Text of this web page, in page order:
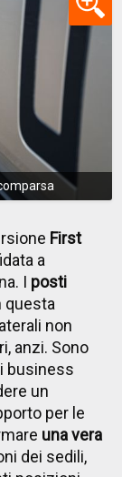
First
a
I posti
questa
non
anzi. Sono
business
un
per le
una vera
dei sedili,